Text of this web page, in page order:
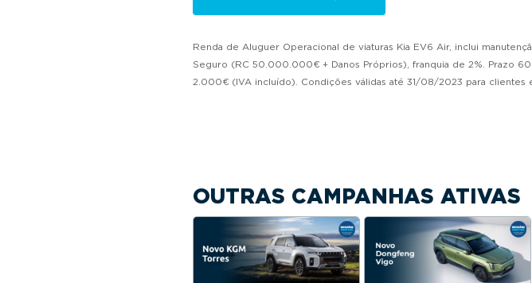
Renda de Aluguer Operacional de viaturas Kia EV6 Air, inclui
Seguro (RC 50.000.000€ + Danos Próprios), franquia de 2%. Prazo
2.000€ (IVA incluído). Condições válidas até 31/08/2023 para clientes
OUTRAS CAMPANHAS ATIVAS